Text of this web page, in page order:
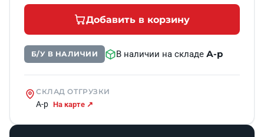
Добавить в корзину
Б/У В НАЛИЧИИ В наличии на складеА-р
СКЛАД ОТГРУЗКИ
А-р На карте ↗